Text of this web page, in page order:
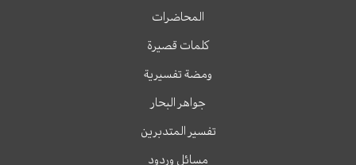
المحاضرات
كلمات قصيرة
ومضة تفسيرية
جواهر البحار
تفسير المتدبرين
مسائل وردود